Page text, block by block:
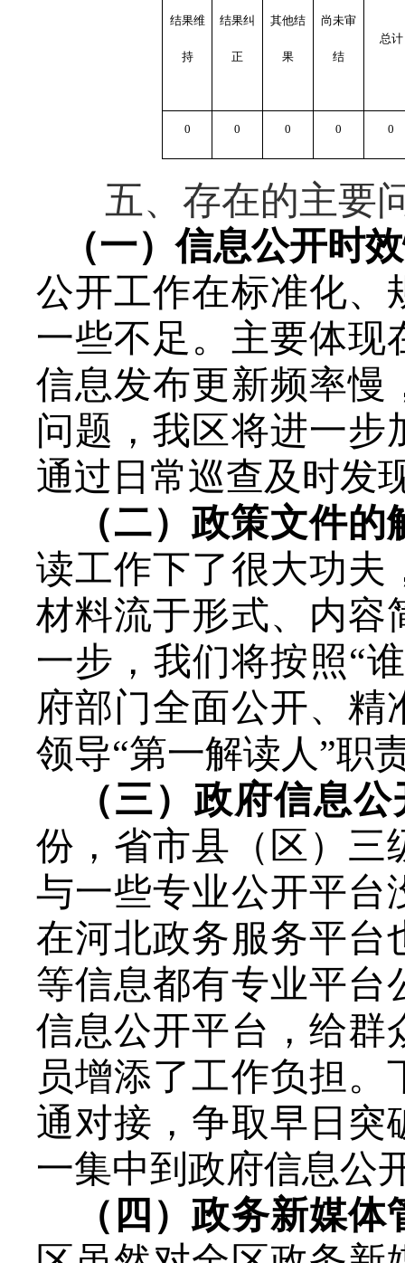
结果维
持
结果纠
正
其他结
果
尚未审
结
总计
0 0 0 0 0
五、存在的主要
（一）信息公开时
公开工作在标准化、
一些不足。主要体现
信息发布更新频率慢
问题，我区将进一步
通过日常巡查及时发
（二）政策文件
读工作下了很大功夫
材料流于形式、内容
一步，我们将按照“
府部门全面公开、
领导“第一解读人”职
（三）政府信息
份，省市县（区）三
与一些专业公开平台
在河北政务服务平台
等信息都有专业平台
信息公开平台，给群
员增添了工作负担
通对接，争取早日突
一集中到政府信息公
（四）政务新媒